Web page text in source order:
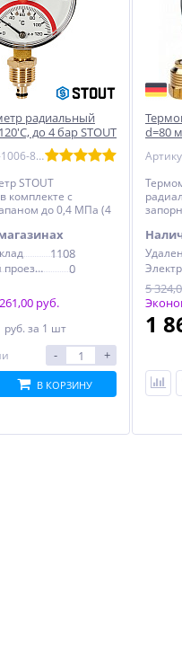
радиальный
до 4 бар STOUT
Артикул: SIM-1006-800415
STOUT
комплекте с
до 0,4 МПа (4
1108
Электродный проезд, 6с1
0
руб.
руб. за 1 шт
- +
В КОРЗИНУ
d=80
5
1